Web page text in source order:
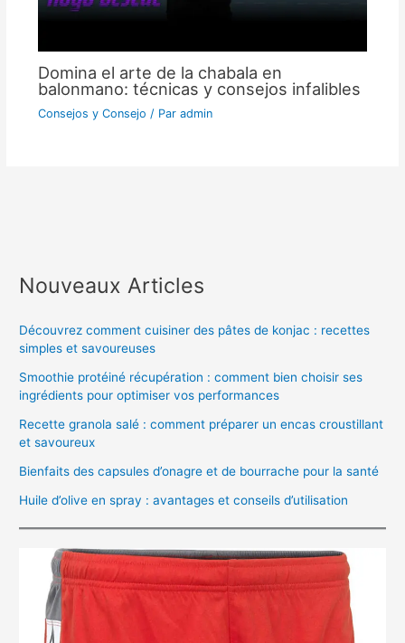
Domina el arte de la chabala en
balonmano: técnicas y consejos infalibles
Consejos y Consejo / Par admin
Nouveaux Articles
Découvrez comment cuisiner des pâtes de konjac : recettes
simples et savoureuses
Smoothie protéiné récupération : comment bien choisir ses
ingrédients pour optimiser vos performances
Recette granola salé : comment préparer un encas croustillant
et savoureux
Bienfaits des capsules d’onagre et de bourrache pour la santé
Huile d’olive en spray : avantages et conseils d’utilisation